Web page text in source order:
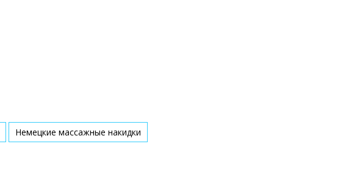
Немецкие массажные накидки